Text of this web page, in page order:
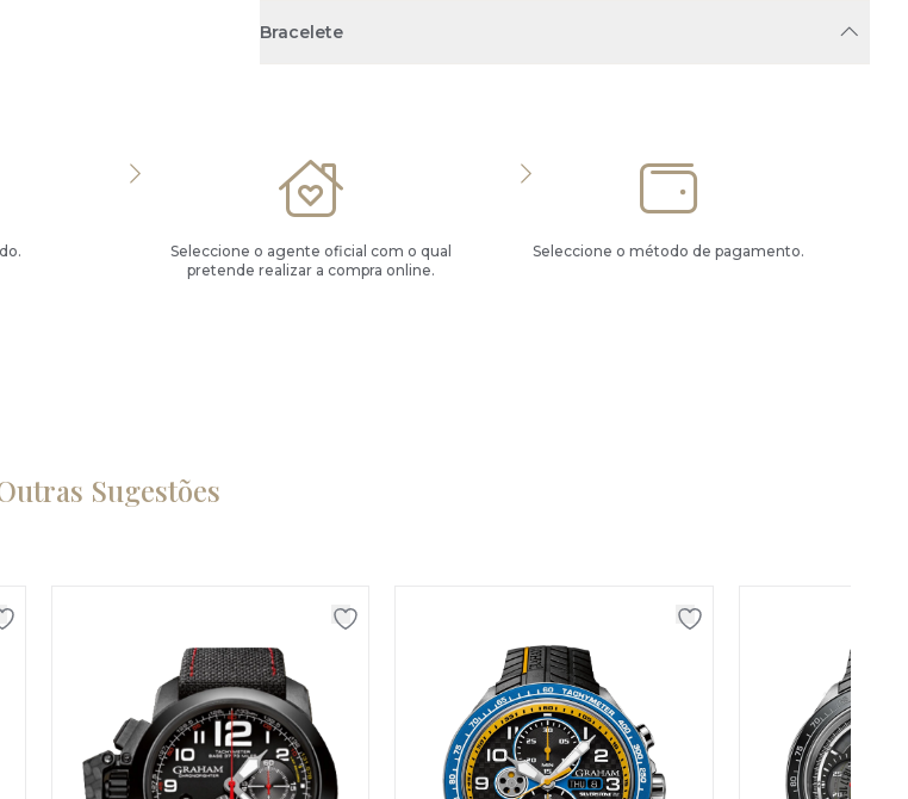
Bracelete
Seleccione o agente oficial com o qual
pretende realizar a compra online.
Seleccione o método de pagamento.
Sugestões